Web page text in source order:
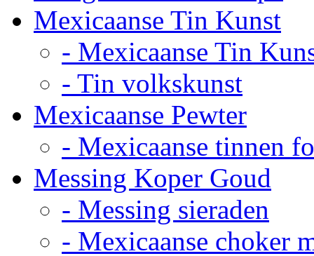
Mexicaanse Tin Kunst
- Mexicaanse Tin
- Tin volkskunst
Mexicaanse Pewter
- Mexicaanse tinnen
Messing Koper Goud
- Messing sieraden
- Mexicaanse choker